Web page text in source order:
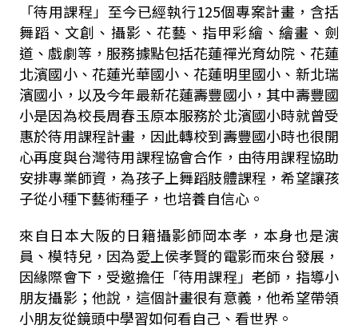
「待用課程」至今已經執行125個專案計畫，含括
舞蹈、文創、攝影、花藝、指甲彩繪、繪畫、劍
道、戲劇等，服務據點包括花蓮禪光育幼院、花蓮
北濱國小、花蓮光華國小、花蓮明里國小、新北瑞
濱國小，以及今年最新花蓮壽豐國小，其中壽豐國
小是因為校長周春玉原本服務於北濱國小時就曾受
惠於待用課程計畫，因此轉校到壽豐國小時也很開
心再度與台灣待用課程協會合作，由待用課程協助
安排專業師資，為孩子上舞蹈肢體課程，希望讓孩
子從小種下藝術種子，也培養自信心。
來自日本大阪的日籍攝影師岡本孝，本身也是演
員、模特兒，因為愛上侯孝賢的電影而來台發展，
因緣際會下，受邀擔任「待用課程」老師，指導小
朋友攝影；他說，這個計畫很有意義，他希望帶領
小朋友從鏡頭中學習如何看自己、看世界。